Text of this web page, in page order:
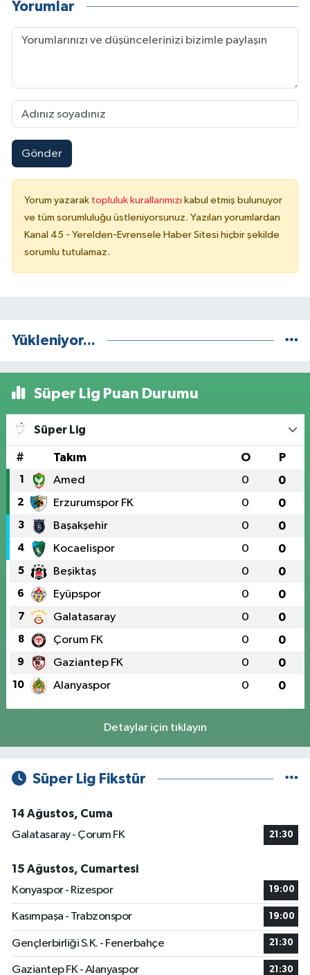
Yorumlar
Gönder
Yorum yazarak topluluk kurallarımızı kabul etmiş bulunuyor
ve tüm sorumluluğu üstleniyorsunuz. Yazılan yorumlardan
Kanal 45 - Yerelden-Evrensele Haber Sitesi hiçbir şekilde
sorumlu tutulamaz.
Yükleniyor...
Süper Lig Puan Durumu
Süper Lig
# Takım O P
1 Amed 0 0
2 Erzurumspor FK 0 0
3 Başakşehir 0 0
4 Kocaelispor 0 0
5 Beşiktaş 0 0
6 Eyüpspor 0 0
7 Galatasaray 0 0
8 Çorum FK 0 0
9 Gaziantep FK 0 0
10 Alanyaspor 0 0
Detaylar için tıklayın
Süper Lig Fikstür
14 Ağustos, Cuma
Galatasaray - Çorum FK
21:30
15 Ağustos, Cumartesi
Konyaspor - Rizespor
19:00
Kasımpaşa - Trabzonspor 19:00
Gençlerbirliği S.K. - Fenerbahçe 21:30
Gaziantep FK - Alanyaspor 21:30